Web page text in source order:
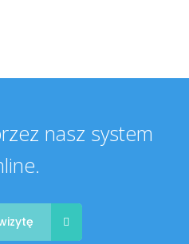
nasz system